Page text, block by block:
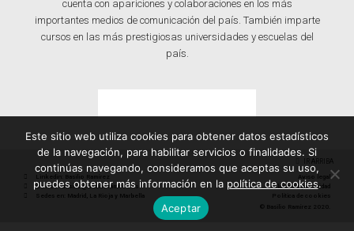
cuenta con apariciones y colaboraciones en los más
importantes medios de comunicación del país. También imparte
cursos en las más prestigiosas universidades y escuelas del
país.
IR ARRIBA
Linkedin: Basilio Ramírez
Correo: basilio@basilioramirez.es
Sedes en: Madrid, La Rioja y Marbella
Aviso legal
Política de privacidad
Política de cookies
© Basilio Ramírez 2020.
Este sitio web utiliza cookies para obtener datos estadísticos
de la navegación, para habilitar servicios o finalidades. Si
continúas navegando, consideramos que aceptas su uso,
puedes obtener más información en la política de cookies.
Aceptar